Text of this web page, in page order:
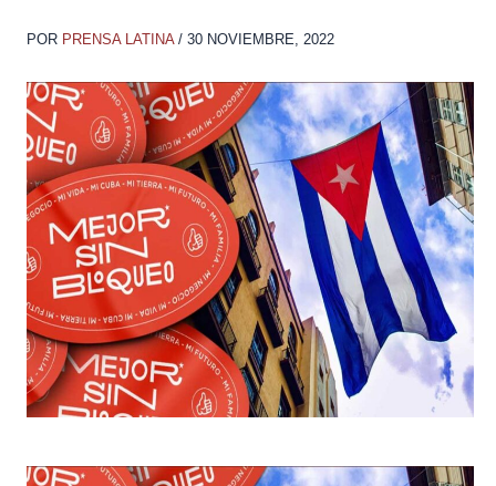
POR PRENSA LATINA / 30 NOVIEMBRE, 2022